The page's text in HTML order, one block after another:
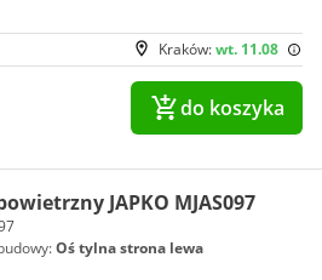
Kraków:wt. 11.08
do koszyka
JAPKO MJAS097
Oś tylna strona lewa